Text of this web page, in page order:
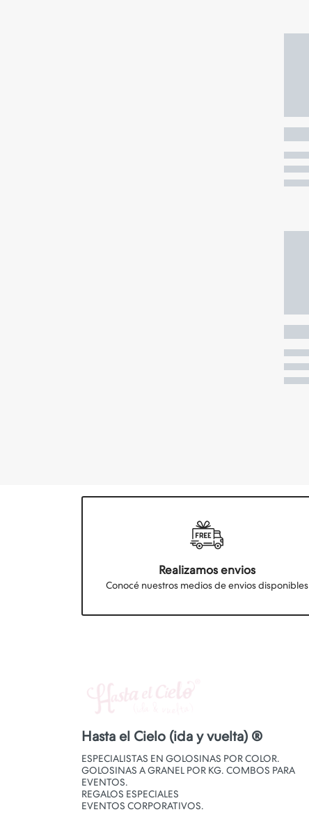
Realizamos envios
Conocé nuestros medios de envios disponibles
Hasta el Cielo (ida y vuelta) ®
ESPECIALISTAS EN GOLOSINAS POR COLOR.
GOLOSINAS A GRANEL POR KG. COMBOS PARA
EVENTOS.
REGALOS ESPECIALES
EVENTOS CORPORATIVOS.